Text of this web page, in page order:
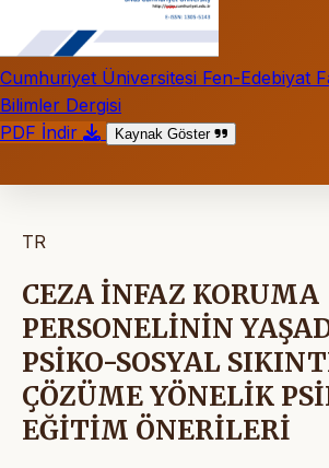
Cumhuriyet Üniversitesi Fen-Edebiyat
Bilimler Dergisi
PDF İndir
Kaynak Göster
TR
CEZA İNFAZ KORUMA
PERSONELİNİN
PSİKO-SOSYAL
ÇÖZÜME YÖNELİK
EĞİTİM ÖNERİLERİ